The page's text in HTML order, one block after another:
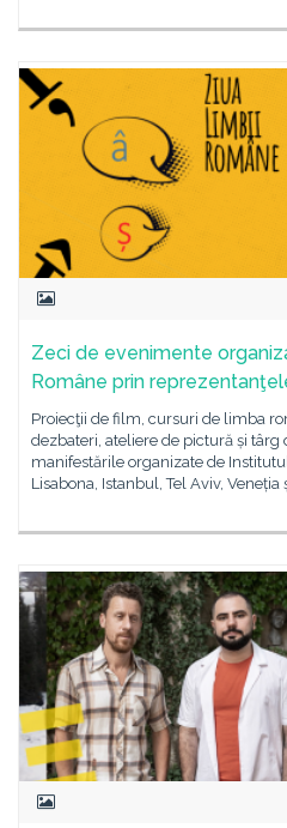
Zeci de evenimente
Române prin
Proiecţii de film, cursuri de limba
dezbateri, ateliere de pictură și târg
manifestările organizate de
Lisabona, Istanbul, Tel Aviv, Veneția